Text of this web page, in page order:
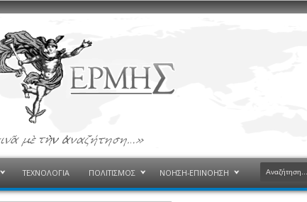
ΤΕΧΝΟΛΟΓΙΑ ΠΟΛΙΤΙΣΜΟΣ ΝΟΗΣΗ-ΕΠΙΝΟΗΣΗ